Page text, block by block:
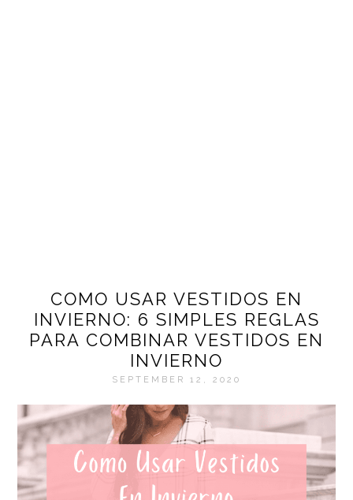
COMO USAR VESTIDOS EN
INVIERNO: 6 SIMPLES REGLAS
PARA COMBINAR VESTIDOS EN
INVIERNO
SEPTEMBER 12, 2020